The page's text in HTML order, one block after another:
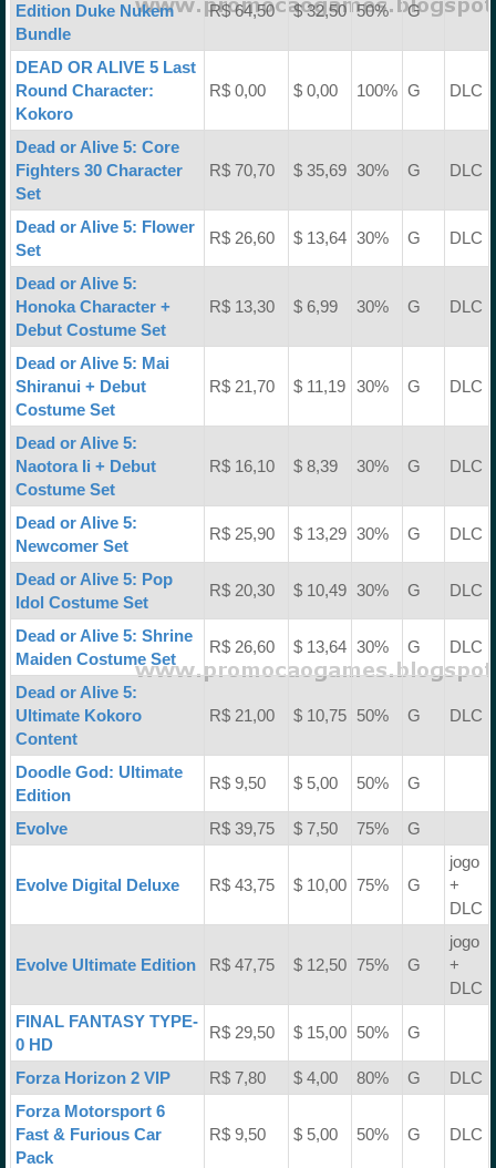
Edition Duke Nukem
Bundle
R$ 64,50 $ 32,50 50% G
DEAD OR ALIVE 5 Last
Round Character:
Kokoro
R$ 0,00 $ 0,00 100% G DLC
Dead or Alive 5: Core
Fighters 30 Character
Set
R$ 70,70 $ 35,69 30% G DLC
Dead or Alive 5: Flower
Set
R$ 26,60 $ 13,64 30% G DLC
Dead or Alive 5:
Honoka Character +
Debut Costume Set
R$ 13,30 $ 6,99 30% G DLC
Dead or Alive 5: Mai
Shiranui + Debut
Costume Set
R$ 21,70 $ 11,19 30% G DLC
Dead or Alive 5:
Naotora Ii + Debut
Costume Set
R$ 16,10 $ 8,39 30% G DLC
Dead or Alive 5:
Newcomer Set
R$ 25,90 $ 13,29 30% G DLC
Dead or Alive 5: Pop
Idol Costume Set
R$ 20,30 $ 10,49 30% G DLC
Dead or Alive 5: Shrine
Maiden Costume Set
R$ 26,60 $ 13,64 30% G DLC
Dead or Alive 5:
Ultimate Kokoro
Content
R$ 21,00 $ 10,75 50% G DLC
Doodle God: Ultimate
Edition
R$ 9,50 $ 5,00 50% G
Evolve R$ 39,75 $ 7,50 75% G
Evolve Digital Deluxe R$ 43,75 $ 10,00 75% G
jogo
+
DLC
Evolve Ultimate Edition R$ 47,75 $ 12,50 75% G
jogo
+
DLC
FINAL FANTASY TYPE-
0 HD
R$ 29,50 $ 15,00 50% G
Forza Horizon 2 VIP R$ 7,80 $ 4,00 80% G
DLC
Forza Motorsport 6
Fast & Furious Car
Pack
R$ 9,50 $ 5,00 50% G DLC